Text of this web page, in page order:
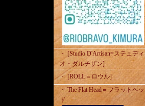
・ [Studio D'Artisan=ステュディ
オ・ダルチザン]
・ [ROLL＝ロウル]
・ The Flat Head＝フラットヘッ
ド